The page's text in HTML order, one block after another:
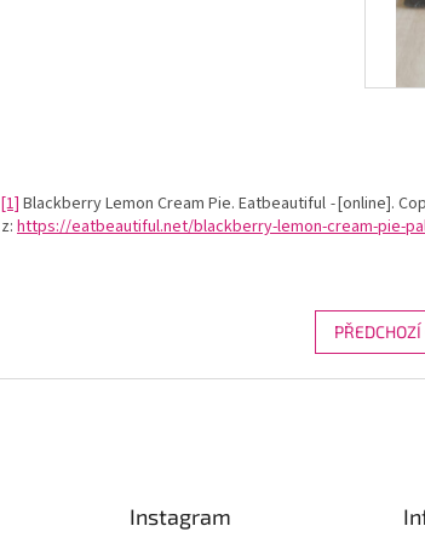
[1] Blackberry Lemon Cream Pie. Eatbeautiful -[online].
z: https://eatbeautiful.net/blackberry-lemon-cream-pie-
Instagram